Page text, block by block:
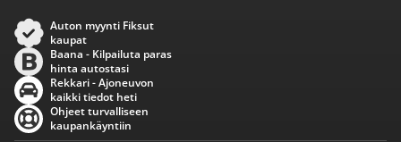
Auton myynti Fiksut
kaupat
Baana - Kilpailuta paras
hinta autostasi
Rekkari - Ajoneuvon
kaikki tiedot heti
Ohjeet turvalliseen
kaupankäyntiin